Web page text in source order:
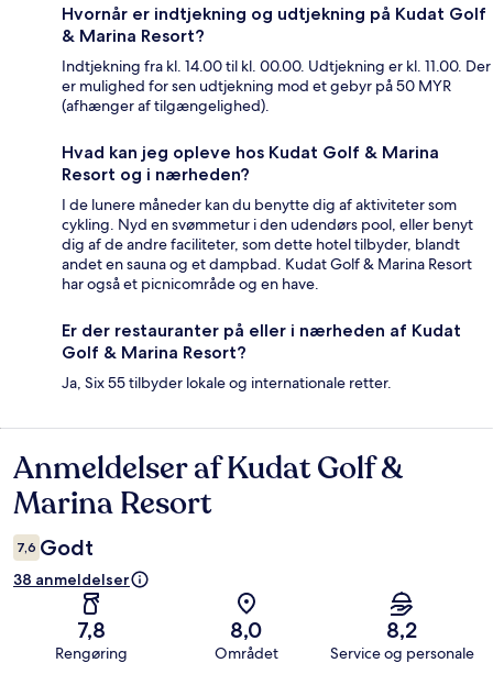
Hvornår er indtjekning og udtjekning på Kudat Golf
& Marina Resort?
Indtjekning fra kl. 14.00 til kl. 00.00. Udtjekning er kl. 11.00. Der
er mulighed for sen udtjekning mod et gebyr på 50 MYR
(afhænger af tilgængelighed).
Hvad kan jeg opleve hos Kudat Golf & Marina
Resort og i nærheden?
I de lunere måneder kan du benytte dig af aktiviteter som
cykling. Nyd en svømmetur i den udendørs pool, eller benyt
dig af de andre faciliteter, som dette hotel tilbyder, blandt
andet en sauna og et dampbad. Kudat Golf & Marina Resort
har også et picnicområde og en have.
Er der restauranter på eller i nærheden af Kudat
Golf & Marina Resort?
Ja, Six 55 tilbyder lokale og internationale retter.
Anmeldelser
Anmeldelser af Kudat Golf &
Marina Resort
7,6 Godt
38 anmeldelser
7,8
Rengøring
8,0
Området
8,2
Service og personale